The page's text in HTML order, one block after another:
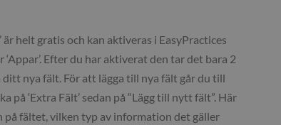
är helt gratis och kan aktiveras i EasyPractices
Efter du har aktiverat den tar det bara 2
nya fält. För att lägga till nya fält går du till
på ‘Extra Fält’ sedan på “Lägg till nytt fält”. Här
på fältet, vilken typ av information det gäller